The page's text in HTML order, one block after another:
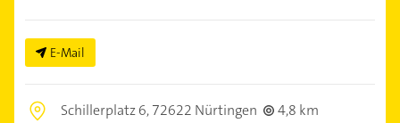
E-Mail
Schillerplatz 6,72622 Nürtingen
4,8 km